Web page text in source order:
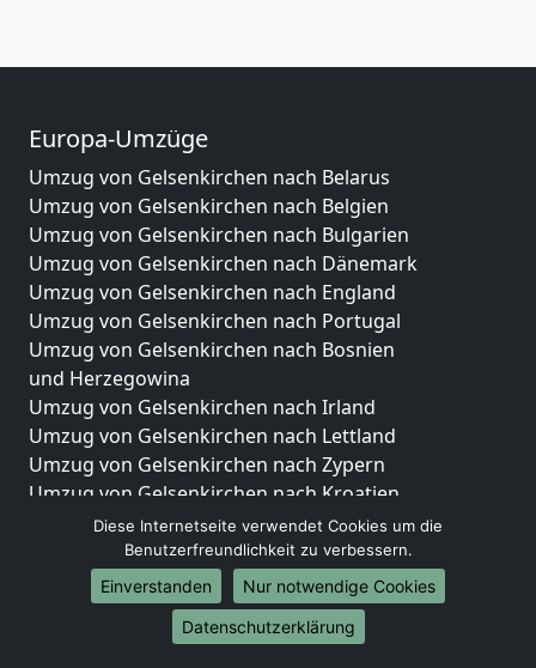
Europa-Umzüge
Umzug von Gelsenkirchen nach Belarus
Umzug von Gelsenkirchen nach Belgien
Umzug von Gelsenkirchen nach Bulgarien
Umzug von Gelsenkirchen nach Dänemark
Umzug von Gelsenkirchen nach England
Umzug von Gelsenkirchen nach Portugal
Umzug von Gelsenkirchen nach Bosnien
und Herzegowina
Umzug von Gelsenkirchen nach Irland
Umzug von Gelsenkirchen nach Lettland
Umzug von Gelsenkirchen nach Zypern
Umzug von Gelsenkirchen nach Kroatien
Umzug von Gelsenkirchen nach Estland
Umzug von Gelsenkirchen nach Finnland
Umzug von Gelsenkirchen nach Frankreich
Umzug von Gelsenkirchen nach Griechenland
Umzug von Gelsenkirchen nach Italien
Diese Internetseite verwendet Cookies um die
Benutzerfreundlichkeit zu verbessern.
Einverstanden
Nur notwendige Cookies
Datenschutzerklärung